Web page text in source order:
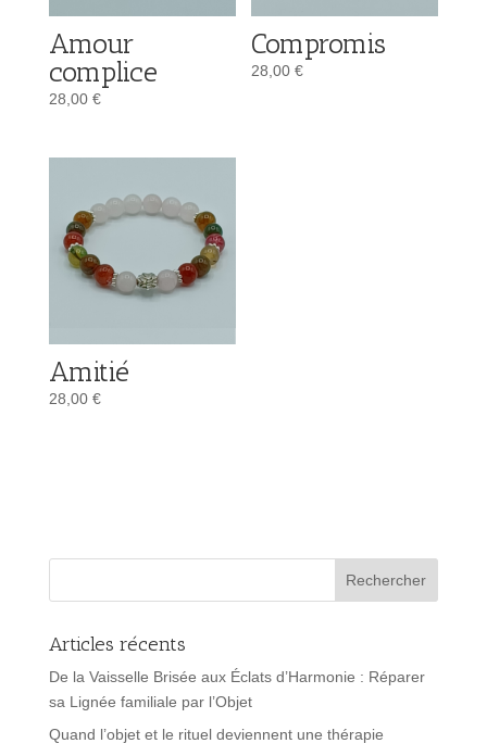
Amour
complice
28,00 €
Compromis
28,00€
Amitié
28,00 €
Articles récents
De la Vaisselle Brisée aux Éclats d’Harmonie : Réparer
sa Lignée familiale par l’Objet
Quand l’objet et le rituel deviennent une thérapie